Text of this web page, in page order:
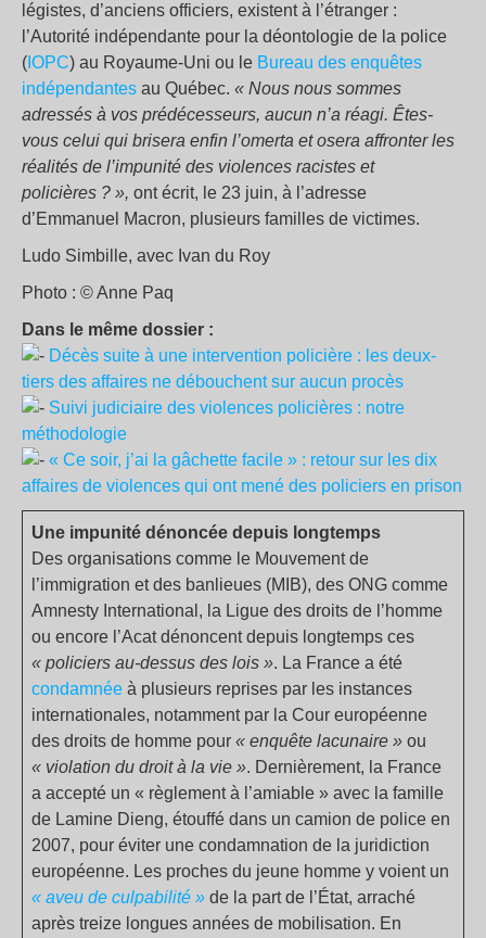
légistes, d’anciens officiers, existent à l’étranger :
l’Autorité indépendante pour la déontologie de la police
( IOPC) au Royaume-Uni ou le Bureau des enquêtes
indépendantes au Québec. « Nous nous sommes
adressés à vos prédécesseurs, aucun n’a réagi. Êtes-
vous celui qui brisera enfin l’omerta et osera affronter les
réalités de l’impunité des violences racistes et
policières ? », ont écrit, le 23 juin, à l’adresse
d’Emmanuel Macron, plusieurs familles de victimes.
Ludo Simbille, avec Ivan du Roy
Photo : © Anne Paq
Dans le même dossier :
Décès suite à une intervention policière : les deux-
tiers des affaires ne débouchent sur aucun procès
Suivi judiciaire des violences policières : notre
méthodologie
« Ce soir, j’ai la gâchette facile » : retour sur les dix
affaires de violences qui ont mené des policiers en prison
Une impunité dénoncée depuis longtemps
Des organisations comme le Mouvement de
l’immigration et des banlieues (MIB), des ONG comme
Amnesty International, la Ligue des droits de l’homme
ou encore l’Acat dénoncent depuis longtemps ces
« policiers au-dessus des lois ». La France a été
condamnée à plusieurs reprises par les instances
internationales, notamment par la Cour européenne
des droits de homme pour « enquête lacunaire » ou
« violation du droit à la vie ». Dernièrement, la France
a accepté un « règlement à l’amiable » avec la famille
de Lamine Dieng, étouffé dans un camion de police en
2007, pour éviter une condamnation de la juridiction
européenne. Les proches du jeune homme y voient un
« aveu de culpabilité » de la part de l’État, arraché
après treize longues années de mobilisation. En